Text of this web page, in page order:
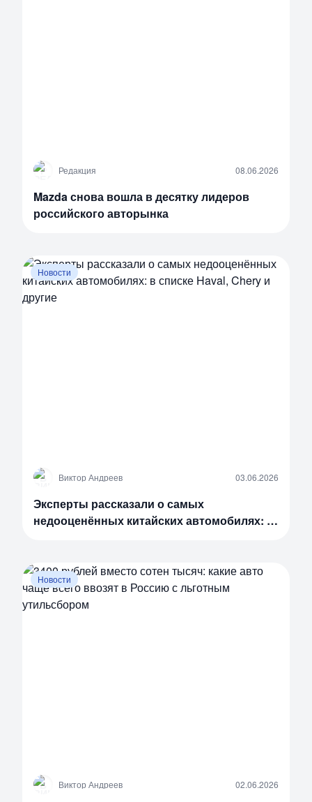
Р Редакция 08.06.2026
Mazda снова вошла в десятку лидеров
российского авторынка
Новости
В Виктор Андреев 03.06.2026
Эксперты рассказали о самых
недооценённых китайских автомобилях: в
Новости
В Виктор Андреев 02.06.2026